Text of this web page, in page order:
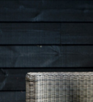
Menu
9 sept: GenAI-training
12 nov: MarketingLive!